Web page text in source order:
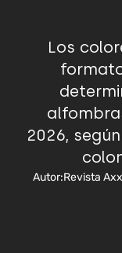
Los
2026,
Autor:Revista